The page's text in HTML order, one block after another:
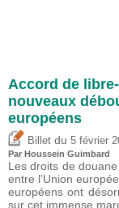
Accord de
nouveaux
européens
Billet du 5 février
Par Houssein Guimbard
Les droits de
entre l’Union
européens ont
sur cet immense